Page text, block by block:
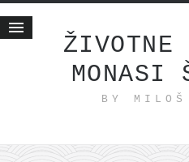
MONASI
BY
Životne priče
internet poslovanje